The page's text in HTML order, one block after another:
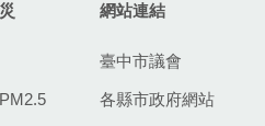
網站連結
臺中市議會
各縣市政府網站